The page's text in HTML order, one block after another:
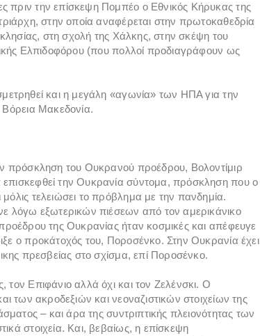
πριν την επίσκεψη Πομπέο ο Εθνικός Κήρυκας της
στην οποία αναφέρεται στην πρωτοκαθεδρία
στη σχολή της Χάλκης, στην σκέψη του
Ελπιδοφόρου (που πολλοί προδιαγράφουν ως
και η μεγάλη «αγωνία» των ΗΠΑ για την
Βόρεια Μακεδονία.
πρόσκληση του Ουκρανού προέδρου, Βολοντίμιρ
την Ουκρανία σύντομα, πρόσκληση που ο
τελειώσει το πρόβλημα με την πανδημία.
λόγω εξωτερικών πιέσεων από τον αμερικάνικο
της Ουκρανίας ήταν κοσμικές και απέφευγε
ο προκάτοχός του, Ποροσένκο. Στην Ουκρανία έχει
πρεσβείας στο σχίσμα, επί Ποροσένκο.
Επιφάνιο αλλά όχι και τον Ζελένσκι. Ο
των ακροδεξιών και νεοναζιστικών στοιχείων της
– και άρα της συντριπτικής πλειονότητας των
στοιχεία. Και, βεβαίως, η επίσκεψη